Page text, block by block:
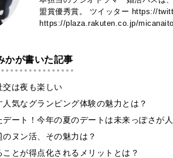
盟賞優秀賞。 ツイッター https://
https://plaza.rakuten.co.jp/
かが書いた記事
交は夜も楽しい
人気なグランピング体験の魅力とは？
デート！今年の夏のデートは未来っぽさが
のヌン活、その魅力は？
ことが得点化されるメリットとは？